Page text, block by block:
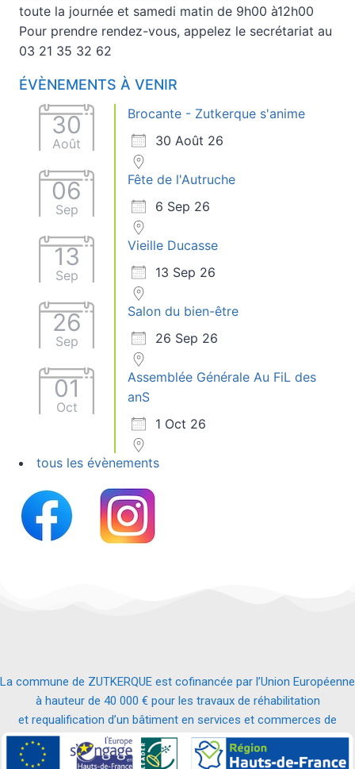
toute la journée et samedi matin de 9h00 à12h00
Pour prendre rendez-vous, appelez le secrétariat au
03 21 35 32 62
ÉVÈNEMENTS À VENIR
30
Août
Brocante - Zutkerque s'anime
30 Août 26
06
Sep
Fête de l'Autruche
6 Sep 26
13
Sep
Vieille Ducasse
13 Sep 26
26
Sep
Salon du bien-être
26 Sep 26
01
Oct
Assemblée Générale Au FiL des
anS
1 Oct 26
tous les évènements
La commune de ZUTKERQUE est cofinancée par l’Union Européenne
à hauteur de 40 000 € pour les travaux de réhabilitation
et requalification d’un bâtiment en services et commerces de
proximité.